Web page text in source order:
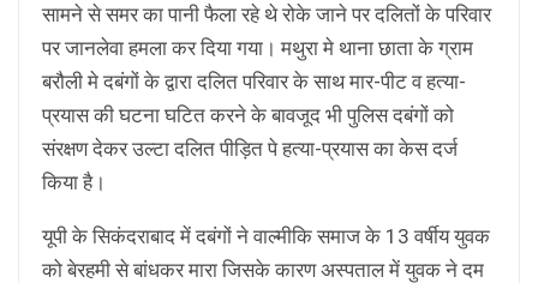
सामने से समर का पानी फैला रहे थे रोके जाने पर दलितों के परिवार
पर जानलेवा हमला कर दिया गया। मथुरा मे थाना छाता के ग्राम
बरौली मे दबंगों के द्वारा दलित परिवार के साथ मार-पीट व हत्या-
प्रयास की घटना घटित करने के बावजूद भी पुलिस दबंगों को
संरक्षण देकर उल्टा दलित पीड़ित पे हत्या-प्रयास का केस दर्ज
किया है।
यूपी के सिकंदराबाद में दबंगों ने वाल्मीकि समाज के 13 वर्षीय युवक
को बेरहमी से बांधकर मारा जिसके कारण अस्पताल में युवक ने दम